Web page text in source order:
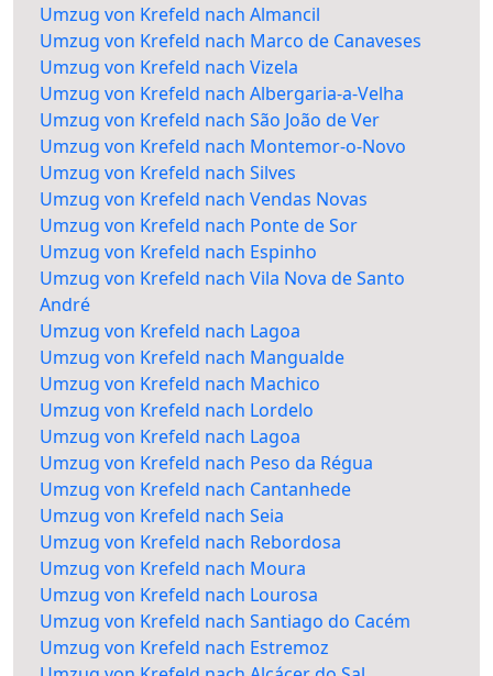
Umzug von Krefeld nach Almancil
Umzug von Krefeld nach Marco de Canaveses
Umzug von Krefeld nach Vizela
Umzug von Krefeld nach Albergaria-a-Velha
Umzug von Krefeld nach São João de Ver
Umzug von Krefeld nach Montemor-o-Novo
Umzug von Krefeld nach Silves
Umzug von Krefeld nach Vendas Novas
Umzug von Krefeld nach Ponte de Sor
Umzug von Krefeld nach Espinho
Umzug von Krefeld nach Vila Nova de Santo
André
Umzug von Krefeld nach Lagoa
Umzug von Krefeld nach Mangualde
Umzug von Krefeld nach Machico
Umzug von Krefeld nach Lordelo
Umzug von Krefeld nach Lagoa
Umzug von Krefeld nach Peso da Régua
Umzug von Krefeld nach Cantanhede
Umzug von Krefeld nach Seia
Umzug von Krefeld nach Rebordosa
Umzug von Krefeld nach Moura
Umzug von Krefeld nach Lourosa
Umzug von Krefeld nach Santiago do Cacém
Umzug von Krefeld nach Estremoz